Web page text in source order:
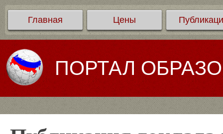
Главная Цены
ПОРТАЛ